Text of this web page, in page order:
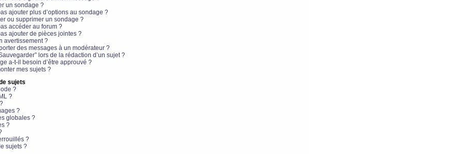
un sondage ?
ajouter plus d’options au sondage ?
ou supprimer un sondage ?
accéder au forum ?
ajouter de pièces jointes ?
avertissement ?
des messages à un modérateur ?
lors de la rédaction d’un sujet ?
a-t-il besoin d’être approuvé ?
mes sujets ?
sujets
?
?
?
globales ?
?
?
sujets ?